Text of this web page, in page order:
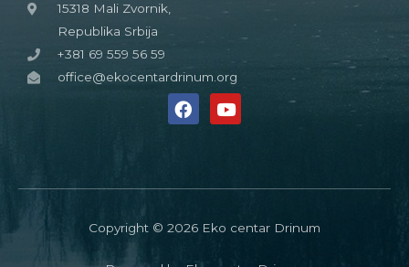
15318 Mali Zvornik,
Republika Srbija
+381 69 559 56 59
office@ekocentardrinum.org
Copyright © 2026 Eko centar Drinum